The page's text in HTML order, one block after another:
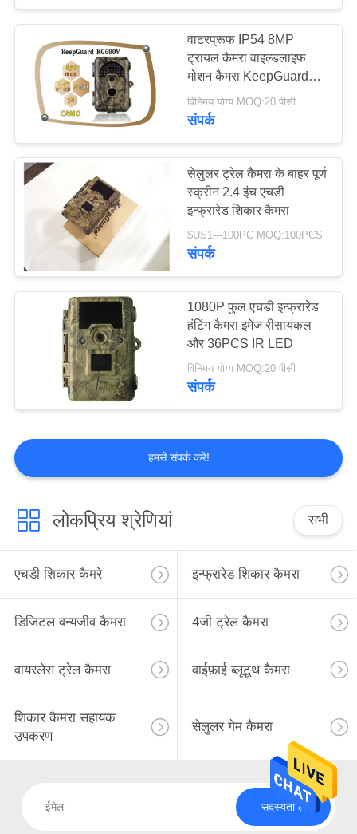
वाटरप्रूफ IP54 8MP
ट्रायल कैमरा वाइल्डलाइफ
मोशन कैमरा KeepGuard
680NV
विनिमय योग्य MOQ:20 पीसी
संपर्क
सेलुलर ट्रेल कैमरा के बाहर पूर्ण
स्क्रीन 2.4 इंच एचडी
इन्फ्रारेड शिकार कैमरा
$US1---100PC MOQ:100PCS
संपर्क
1080P फुल एचडी इन्फ्रारेड
हंटिंग कैमरा इमेज रीसायकल
और 36PCS IR LED
विनिमय योग्य MOQ:20 पीसी
संपर्क
हमसे संपर्क करें!
लोकप्रिय श्रेणियां सभी
एचडी शिकार कैमरे इन्फ्रारेड शिकार कैमरा
डिजिटल वन्यजीव कैमरा 4जी ट्रेल कैमरा
वायरलेस ट्रेल कैमरा वाईफ़ाई ब्लूटूथ कैमरा
शिकार कैमरा सहायक
उपकरण
सेलुलर गेम कैमरा
सदस्यता लें